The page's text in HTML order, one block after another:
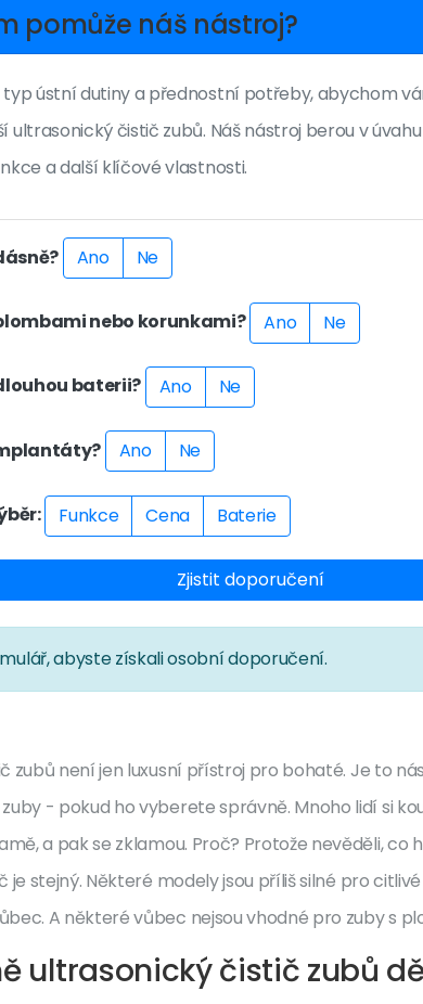
pomůže náš nástroj?
typ ústní dutiny a přednostní potřeby, abychom
ultrasonický čistič zubů. Náš nástroj berou v
a další klíčové vlastnosti.
Ano Ne
nebo korunkami? Ano Ne
baterii? Ano Ne
Ano Ne
Funkce Cena Baterie
Zjistit doporučení
abyste získali osobní doporučení.
zubů není jen luxusní přístroj pro bohaté. Je to
- pokud ho vyberete správně. Mnoho lidí si
a pak se zklamou. Proč? Protože nevěděli, co
je stejný. Některé modely jsou příliš silné pro
A některé vůbec nejsou vhodné pro zuby s
ultrasonický čistič zubů